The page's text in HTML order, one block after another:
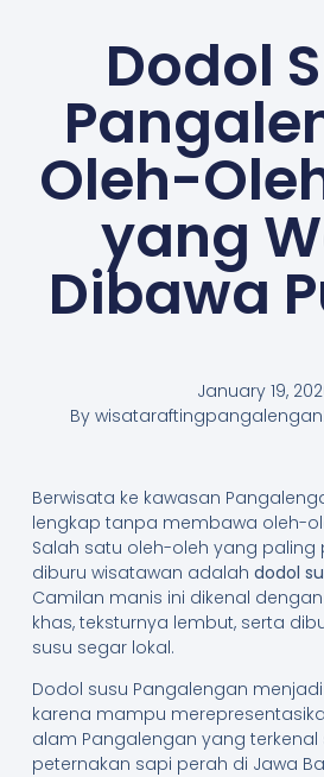
Dodol
Oleh-
yang
Dibawa
January 19,
By
Berwisata ke kawasan
lengkap tanpa membawa oleh-
Salah satu oleh-oleh yang
diburu wisatawan adalah dodol
Camilan manis ini dikenal
khas, teksturnya lembut, serta
susu segar lokal.
Dodol susu Pangalengan
karena mampu
alam Pangalengan yang
peternakan sapi perah di Jawa